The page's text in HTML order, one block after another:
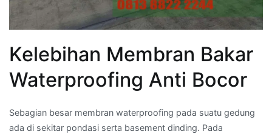
Kelebihan Membran Bakar
Waterproofing Anti Bocor
Sebagian besar membran waterproofing pada suatu gedung
ada di sekitar pondasi serta basement dinding. Pada